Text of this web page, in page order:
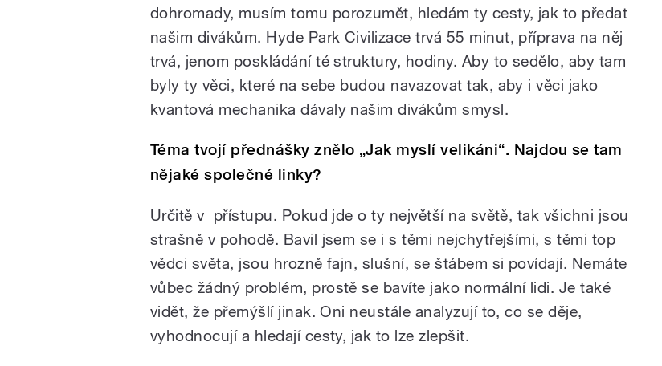
dohromady, musím tomu porozumět, hledám ty cesty, jak to předat
našim divákům. Hyde Park Civilizace trvá 55 minut, příprava na něj
trvá, jenom poskládání té struktury, hodiny. Aby to sedělo, aby tam
byly ty věci, které na sebe budou navazovat tak, aby i věci jako
kvantová mechanika dávaly našim divákům smysl.
Téma tvojí přednášky znělo „Jak myslí velikáni“. Najdou se tam
nějaké společné linky?
Určitě v přístupu. Pokud jde o ty největší na světě, tak všichni jsou
strašně v pohodě. Bavil jsem se i s těmi nejchytřejšími, s těmi top
vědci světa, jsou hrozně fajn, slušní, se štábem si povídají. Nemáte
vůbec žádný problém, prostě se bavíte jako normální lidi. Je také
vidět, že přemýšlí jinak. Oni neustále analyzují to, co se děje,
vyhodnocují a hledají cesty, jak to lze zlepšit.